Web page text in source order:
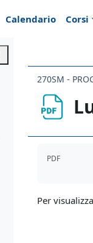
Calendario Corsi
270SM -
PDF
Per